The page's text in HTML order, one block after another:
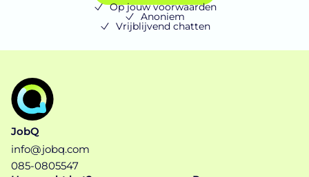
Op jouw voorwaarden
Anoniem
Vrijblijvend chatten
JobQ
info@jobq.com
085-0805547